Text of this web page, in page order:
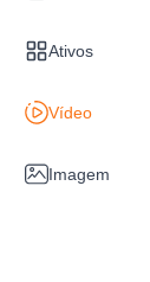
Ativos
Vídeo
Imagem